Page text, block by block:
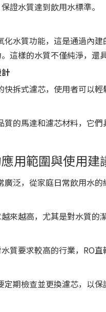
證水質達到飲用水標準。
化水質功能，這是通過內
這樣的水質不僅純淨，還
快拆式濾芯，使用者可以
質的馬達和濾芯材料，它
用範圍與使用建
廣泛，從家庭日常飲用水
來越高，尤其是對水質的
質要求較高的行業，RO
定期檢查並更換濾芯，以